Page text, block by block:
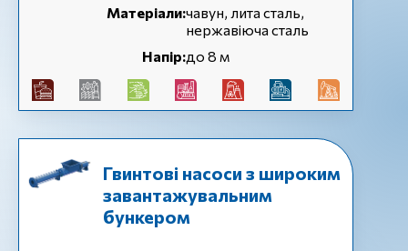
Матеріали:чавун, лита сталь,
нержавіюча сталь
Напір:до 8 м
Гвинтові насоси з широким
завантажувальним
бункером